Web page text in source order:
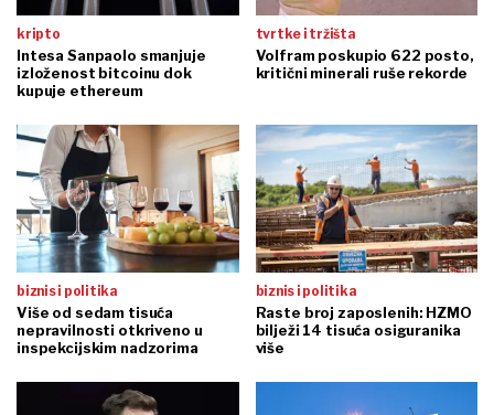
kripto
Intesa Sanpaolo smanjuje
izloženost bitcoinu dok
kupuje ethereum
tvrtke i tržišta
Volfram poskupio 622 posto,
kritični minerali ruše rekorde
biznis i politika
Više od sedam tisuća
nepravilnosti otkriveno u
inspekcijskim nadzorima
biznis i politika
Raste broj zaposlenih: HZMO
bilježi 14 tisuća osiguranika
više